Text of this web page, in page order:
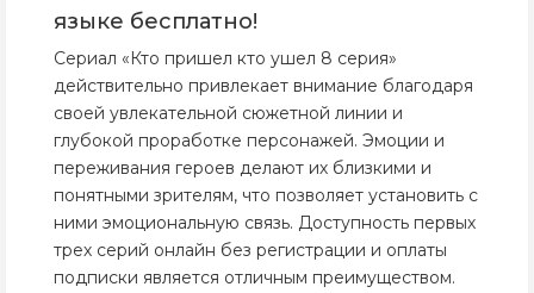
языке бесплатно!
Сериал «Кто пришел кто ушел 8 серия»
действительно привлекает внимание благодаря
своей увлекательной сюжетной линии и
глубокой проработке персонажей. Эмоции и
переживания героев делают их близкими и
понятными зрителям, что позволяет установить с
ними эмоциональную связь. Доступность первых
трех серий онлайн без регистрации и оплаты
подписки является отличным преимуществом.